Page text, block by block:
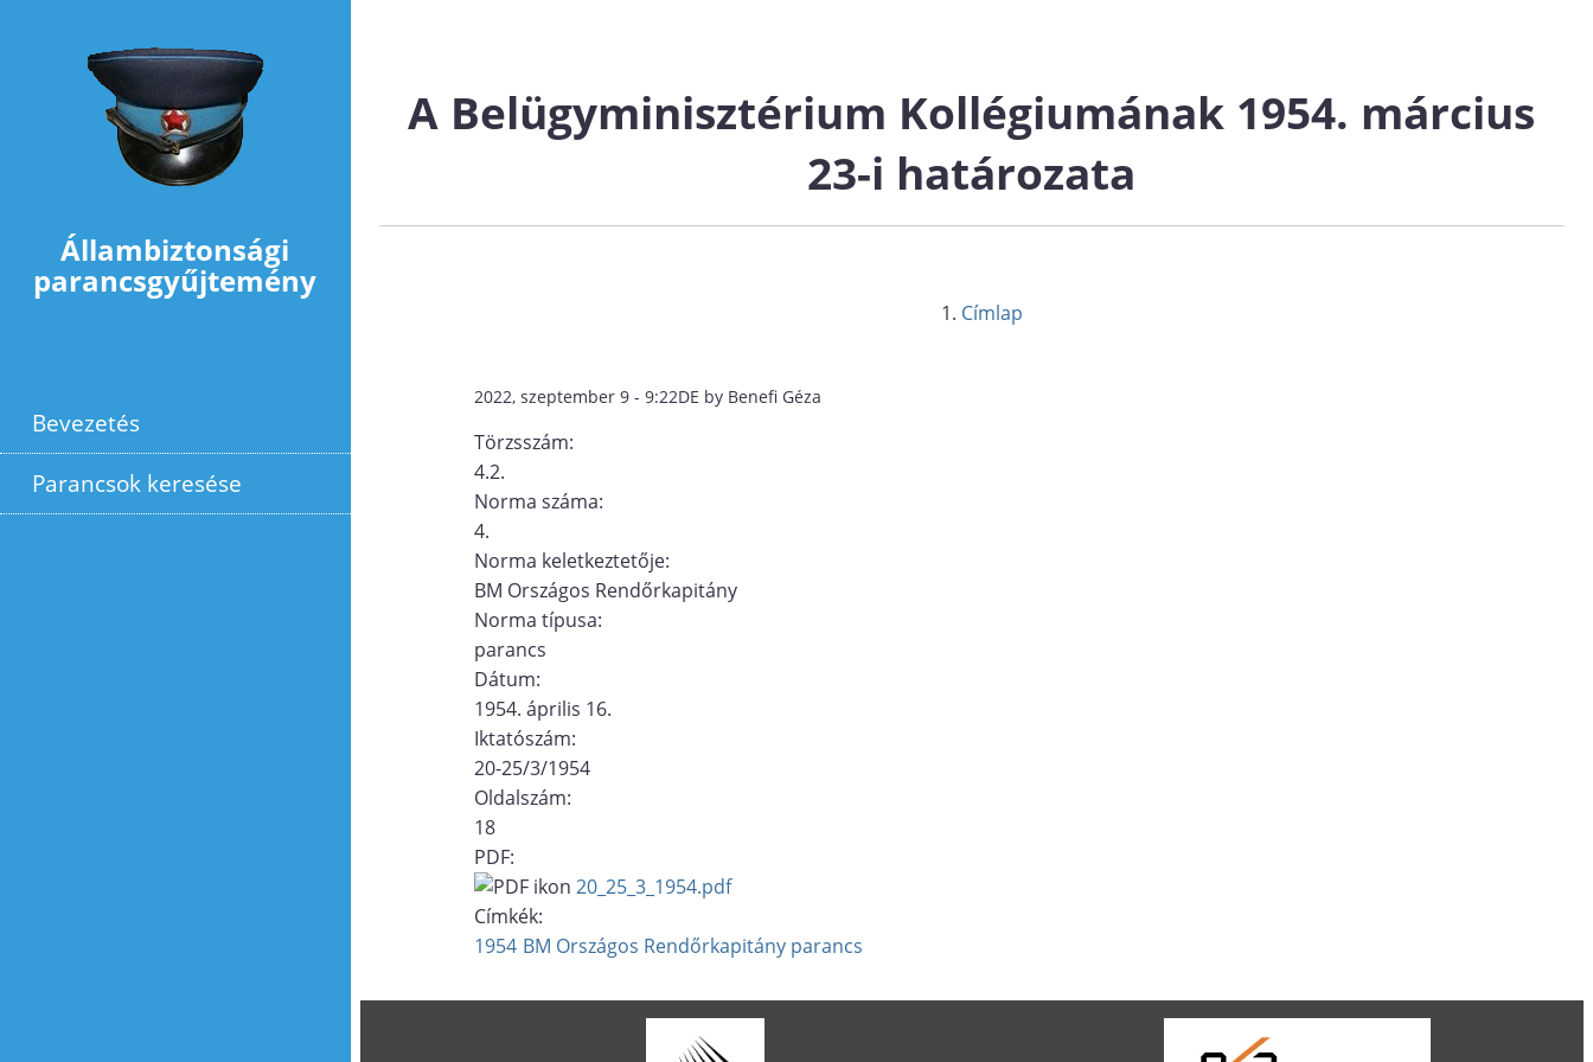
Állambiztonsági
parancsgyűjtemény
Bevezetés
Parancsok keresése
A Belügyminisztérium Kollégiumának 1954. március
23-i határozata
Címlap
2022, szeptember 9 - 9:22DE by Benefi Géza
Törzsszám:
4.2.
Norma száma:
4.
Norma keletkeztetője:
BM Országos Rendőrkapitány
Norma típusa:
parancs
Dátum:
1954. április 16.
Iktatószám:
20-25/3/1954
Oldalszám:
18
PDF:
20_25_3_1954.pdf
Címkék:
1954 BM Országos Rendőrkapitány parancs